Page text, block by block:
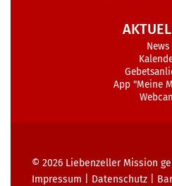
News
App "Meine
© 2026 Liebenzeller Mission
Impressum
Datenschutz